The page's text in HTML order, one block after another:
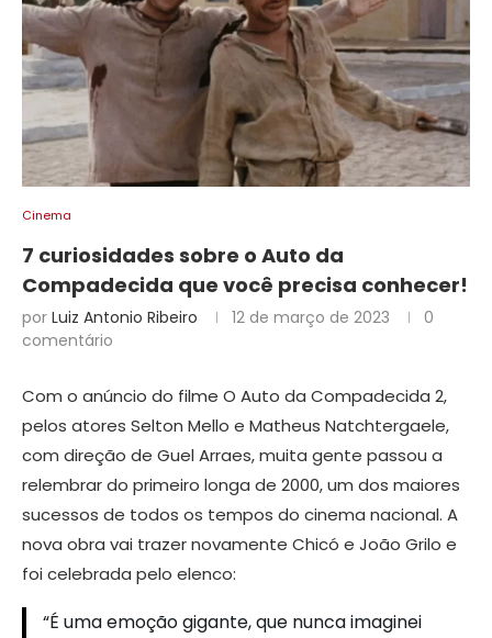
Cinema
7 curiosidades sobre o Auto da
Compadecida que você precisa conhecer!
por Luiz Antonio Ribeiro 12 de março de 2023
0
comentário
Com o anúncio do filme O Auto da Compadecida 2,
pelos atores Selton Mello e Matheus Natchtergaele,
com direção de Guel Arraes, muita gente passou a
relembrar do primeiro longa de 2000, um dos maiores
sucessos de todos os tempos do cinema nacional. A
nova obra vai trazer novamente Chicó e João Grilo e
foi celebrada pelo elenco:
“É uma emoção gigante, que nunca imaginei